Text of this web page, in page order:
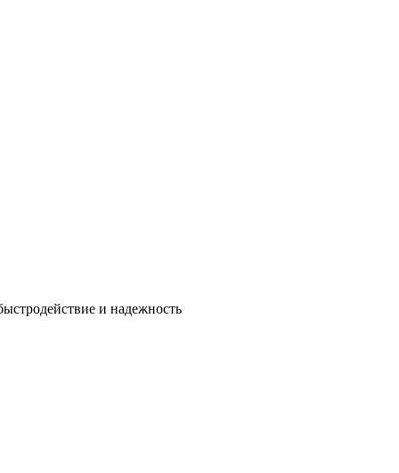
и надежность